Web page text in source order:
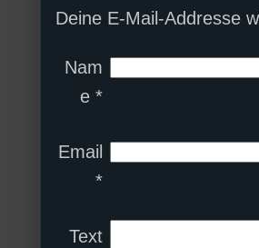
Deine E-Mail-Addresse
Nam
e *
Email
*
Text